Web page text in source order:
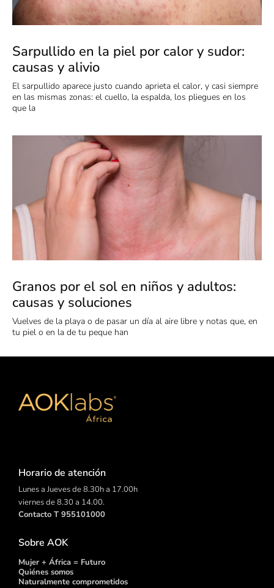
Sarpullido en la piel por calor y sudor:
causas y alivio
El sarpullido aparece justo cuando aprieta el calor, y casi siempre
en las mismas zonas: el cuello, la espalda, los pliegues en los
que la
Granos por el sol en niños y adultos:
causas y soluciones
Vuelves de la playa o de pasar un día al aire libre y notas que, en
tu piel o en la de tu peque han
Horario de atención
Lunes a Jueves de 8.30h a 17.00h
viernes de 8.30 a 14.00.
Contacto T 955101000
Sobre AOK
Mujer + África = Futuro
Quiénes somos
Naturalmente comprometidos